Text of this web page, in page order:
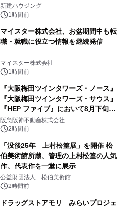
20日に開催
新建ハウジング
1時間前
マイスター株式会社、お盆期間中も転
職・就職に役立つ情報を継続発信
マイスター株式会社
1時間前
『大阪梅田ツインタワーズ・ノース』
『大阪梅田ツインタワーズ・サウス』
『HEP ファイブ』において8月下旬か
ら 「オフサイト型コーポレートPPA」
による 再生可能エネルギー電力の使用
阪急阪神不動産株式会社
2時間前
「没後25年 上村松篁展」を開催 松
伯美術館所蔵、管理の上村松篁の人気
作、代表作を一堂に展示
公益財団法人 松伯美術館
2時間前
ドラッグストアモリ みらいプロジェ